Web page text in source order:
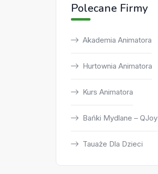
Polecane Firmy
Akademia Animatora
Hurtownia Animatora
Kurs Animatora
Bańki Mydlane – QJoy
Tauaże Dla Dzieci